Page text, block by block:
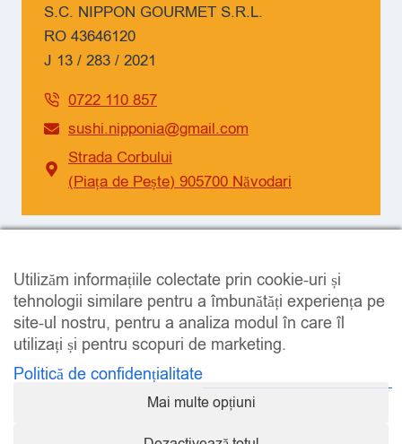
S.C. NIPPON GOURMET S.R.L.
RO 43646120
J 13 / 283 / 2021
0722 110 857
sushi.nipponia@gmail.com
Strada Corbului
(Piața de Pește) 905700 Năvodari
Facebook
Instagram
Utilizăm informațiile colectate prin cookie-uri și
tehnologii similare pentru a îmbunătăți experiența pe
site-ul nostru, pentru a analiza modul în care îl
utilizați și pentru scopuri de marketing.
Politică de confidențialitate
Mai multe opțiuni